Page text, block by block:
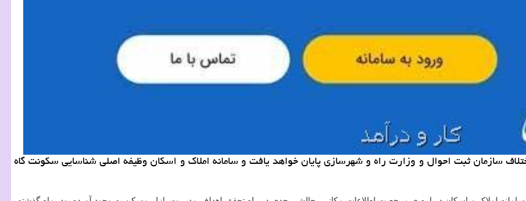
سازمان ثبت احوال و وزارت راه و شهرسازی پایان خواهد یافت و سامانه املاک و اسکان وظیفه اصلی شناسایی سکونت گاه